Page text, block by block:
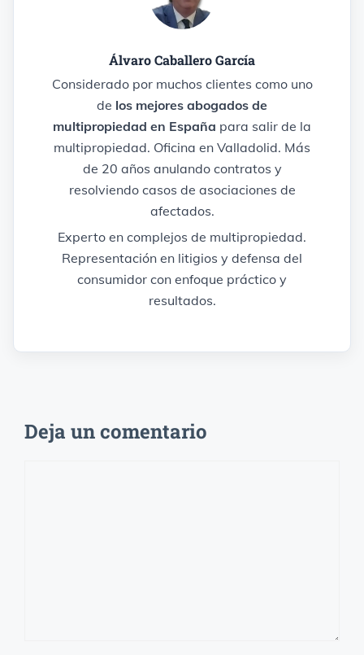
Álvaro Caballero García
Considerado por muchos clientes como uno
de los mejores abogados de
multipropiedad en España para salir de la
multipropiedad. Oficina en Valladolid. Más
de 20 años anulando contratos y
resolviendo casos de asociaciones de
afectados.
Experto en complejos de multipropiedad.
Representación en litigios y defensa del
consumidor con enfoque práctico y
resultados.
Deja un comentario